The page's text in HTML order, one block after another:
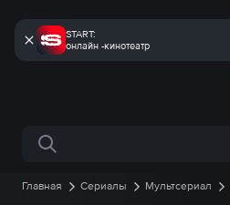
START:
онлайн -кинотеатр
Поиск по сайту
Главная Сериалы Мультсериал